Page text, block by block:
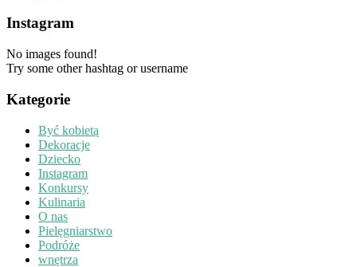
Instagram
No images found!
Try some other hashtag or username
Kategorie
Być kobietą
Dekoracje
Dziecko
Instagram
Konkursy
Kulinaria
O nas
Pielęgniarstwo
Podróże
wnętrza